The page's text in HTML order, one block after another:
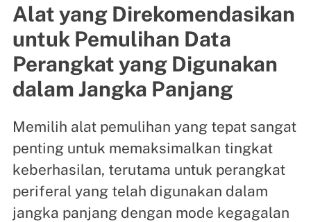
Alat yang Direkomendasikan
untuk Pemulihan Data
Perangkat yang Digunakan
dalam Jangka Panjang
Memilih alat pemulihan yang tepat sangat
penting untuk memaksimalkan tingkat
keberhasilan, terutama untuk perangkat
periferal yang telah digunakan dalam
jangka panjang dengan mode kegagalan